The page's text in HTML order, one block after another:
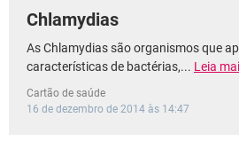
Chlamydias
As Chlamydias são organismos que
características de bactérias,... Leia
Cartão de saúde
16 de dezembro de 2014 às 14:47